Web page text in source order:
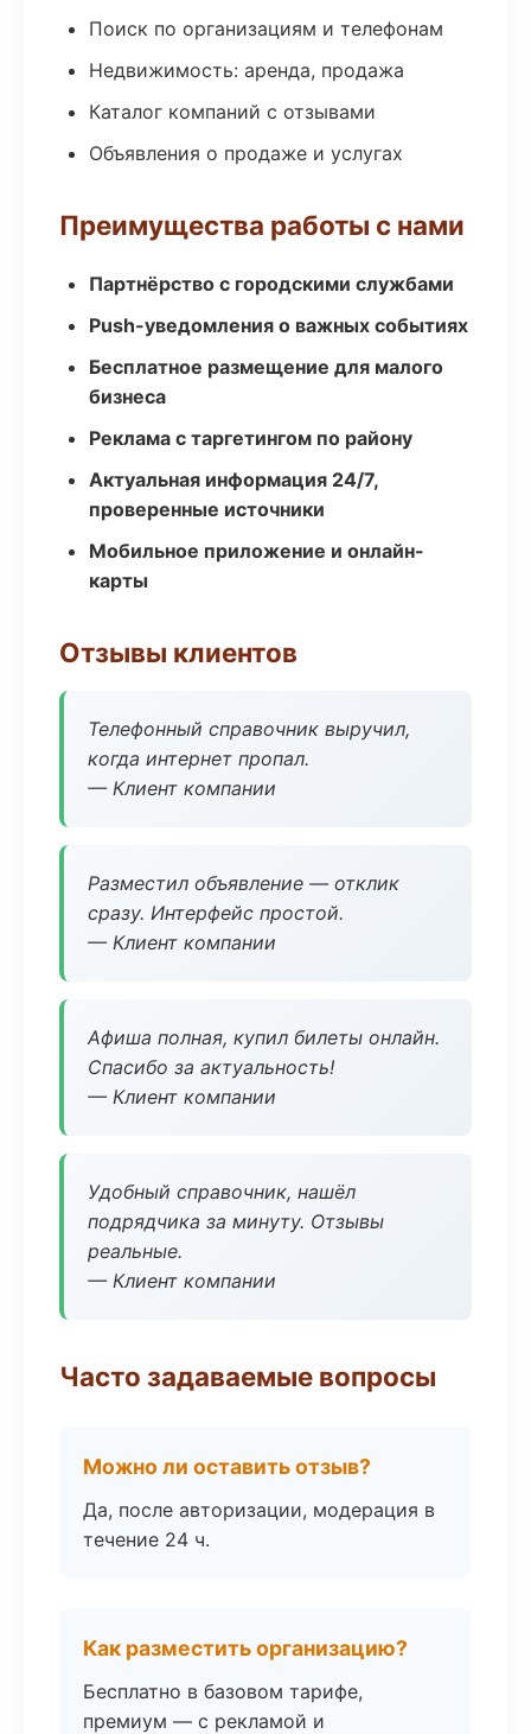
Поиск по организациям и телефонам
Недвижимость: аренда, продажа
Каталог компаний с отзывами
Объявления о продаже и услугах
Преимущества работы с нами
Партнёрство с городскими службами
Push-уведомления о важных событиях
Бесплатное размещение для малого
бизнеса
Реклама с таргетингом по району
Актуальная информация 24/7,
проверенные источники
Мобильное приложение и онлайн-
карты
Отзывы клиентов
Телефонный справочник выручил,
когда интернет пропал.
— Клиент компании
Разместил объявление — отклик
сразу. Интерфейс простой.
— Клиент компании
Афиша полная, купил билеты онлайн.
Спасибо за актуальность!
— Клиент компании
Удобный справочник, нашёл
подрядчика за минуту. Отзывы
реальные.
— Клиент компании
Часто задаваемые вопросы
Можно ли оставить отзыв?
Да, после авторизации, модерация в
течение 24 ч.
Как разместить организацию?
Бесплатно в базовом тарифе,
премиум — с рекламой и